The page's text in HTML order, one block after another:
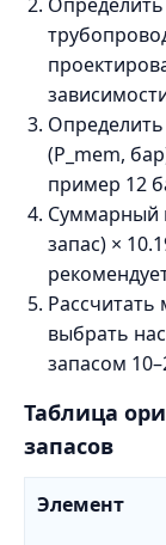
(P_mem,
пример 12
Суммарный
запас) ×
Рассчитать
выбрать
запасом
Таблица
запасов
Элемент